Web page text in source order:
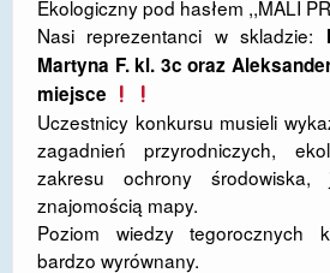
EGZAMIN ÓSMOKLASISTY
STANDARDY OCHRONY
PROJEKT ,,SZKOŁY Z JAKOŚCIĄ
KSZTAŁCENIA OGÓLNEGO NA
ŻORY”
REKRUTACJA 2026/2027
Ekologiczny pod hasłem ,,MALI
Nasi reprezentanci w skladzie:
Martyna F. kl. 3c oraz
miejsce
Uczestnicy konkursu musieli
zagadnień przyrodniczych,
zakresu ochrony
znajomością mapy.
Poziom wiedzy tegorocznych
bardzo wyrównany.